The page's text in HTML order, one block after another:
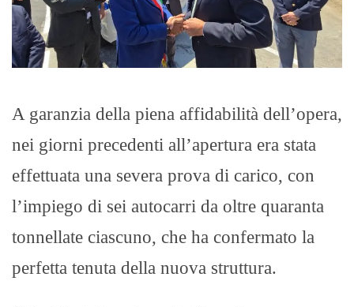
A garanzia della piena affidabilità dell’opera,
nei giorni precedenti all’apertura era stata
effettuata una severa prova di carico, con
l’impiego di sei autocarri da oltre quaranta
tonnellate ciascuno, che ha confermato la
perfetta tenuta della nuova struttura.